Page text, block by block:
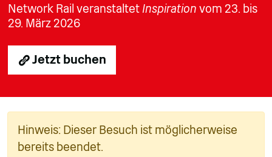
Network Rail veranstaltet Inspiration vom 23. bis
29. März 2026
Jetzt buchen
Hinweis: Dieser Besuch ist möglicherweise
bereits beendet.